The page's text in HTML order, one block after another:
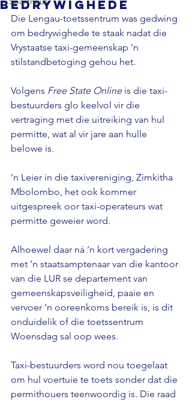
bedrywighede
Die Lengau-toetssentrum was gedwing
om bedrywighede te staak nadat die
Vrystaatse taxi-gemeenskap 'n
stilstandbetoging gehou het.
Volgens Free State Online is die taxi-
bestuurders glo keelvol vir die
vertraging met die uitreiking van hul
permitte, wat al vir jare aan hulle
belowe is.
‘n Leier in die taxivereniging, Zimkitha
Mbolombo, het ook kommer
uitgespreek oor taxi-operateurs wat
permitte geweier word.
Alhoewel daar ná ’n kort vergadering
met ’n staatsamptenaar van die kantoor
van die LUR se departement van
gemeenskapsveiligheid, paaie en
vervoer ‘n ooreenkoms bereik is, is dit
onduidelik of die toetssentrum
Woensdag sal oop wees.
Taxi-bestuurders word nou toegelaat
om hul voertuie te toets sonder dat die
permithouers teenwoordig is. Die raad